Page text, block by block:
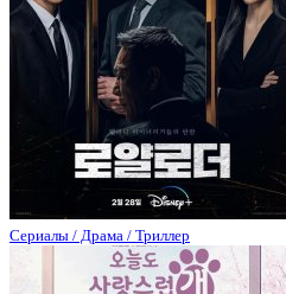
Сериалы / Драма / Триллер